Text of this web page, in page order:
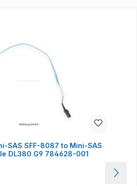
SAS SFF-8087 to Mini-SAS
DL380 G9 784628-001